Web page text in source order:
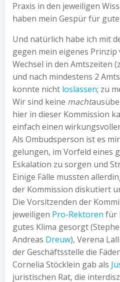
Praxis in den jeweiligen
haben mein Gespür für
Und natürlich habe ich mit
gegen mein eigenes
Wechsel in den Amtszeiten
und nach mindestens 2
konnte nicht loslassen; zu
Wir sind keine macht
hier in dieser Kommission
einfach einen
Als Ombudsperson ist es
gelungen, im Vorfeld eines
Eskalation zu sorgen und
Einige Fälle mussten
der Kommission diskutiert
Die Vorsitzenden der
jeweiligen Pro-Rektoren für
gutes Klima gesorgt
Andreas Dreuw), Verena
der Geschäftsstelle die
Cornelia Stöcklein gab als
juristischen Rat, die